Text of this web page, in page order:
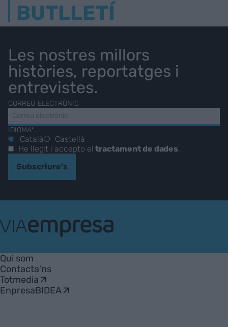
BUTLLETÍ
Les nostres millors
històries, reportatges i
entrevistes.
CORREU ELECTRÒNIC
IDIOMA*
Català
Castellà
He llegit i accepto eltractament de dades
Subscriure's
Empresa
Qui som
Contacta'ns
Totmedia
EnpresaBIDEA